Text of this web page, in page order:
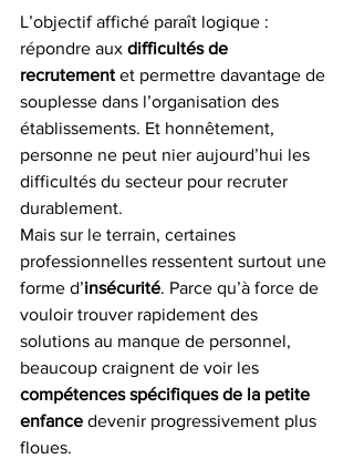
L’objectif affiché paraît logique :
répondre aux difficultés de
recrutement et permettre davantage de
souplesse dans l’organisation des
établissements. Et honnêtement,
personne ne peut nier aujourd’hui les
difficultés du secteur pour recruter
durablement.
Mais sur le terrain, certaines
professionnelles ressentent surtout une
forme d’insécurité. Parce qu’à force de
vouloir trouver rapidement des
solutions au manque de personnel,
beaucoup craignent de voir les
compétences spécifiques de la petite
enfance devenir progressivement plus
floues.